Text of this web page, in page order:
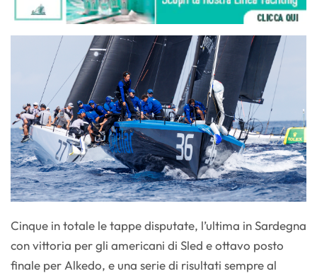
Cinque in totale le tappe disputate, l’ultima in Sardegna
con vittoria per gli americani di Sled e ottavo posto
finale per Alkedo, e una serie di risultati sempre al